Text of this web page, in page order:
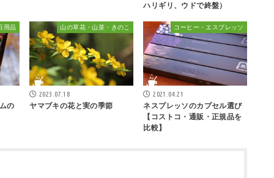
ハリギリ、ウドで終盤）
用品
の
山の草花・山菜・きのこ
2023.07.18
ヤマブキの花と実の季節
コーヒー・エスプレッソ
2021.04.21
ネスプレッソのカプセル選び
【コストコ・通販・正規品を
比較】